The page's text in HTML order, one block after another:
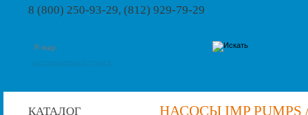
8 (800) 250-93-29, (812) 929-79-29
КАТАЛОГ
НАСОСЫ IMP PUMPS